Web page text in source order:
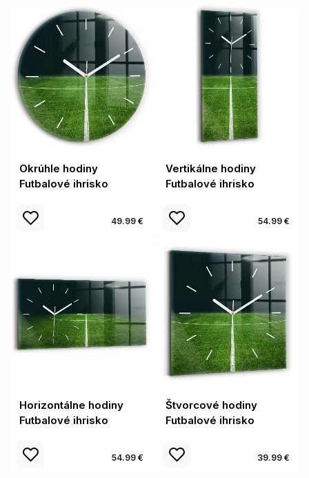
Okrúhle hodiny
Futbalové ihrisko
49.99 €
Vertikálne hodiny
Futbalové ihrisko
54.99 €
Horizontálne hodiny
Futbalové ihrisko
54.99 €
Štvorcové hodiny
Futbalové ihrisko
39.99 €